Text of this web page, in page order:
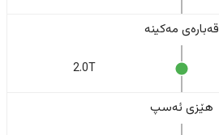
قەبارەی مەکینە
2.0T
هێزی ئەسپ